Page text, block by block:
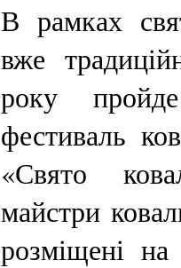
В рамках
вже
року
фестиваль
«Свято
майстри
розміщені